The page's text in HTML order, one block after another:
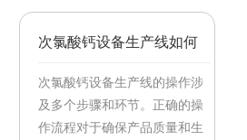
次氯酸钙设备生产线如何
操作
次氯酸钙设备生产线的操作涉
及多个步骤和环节。正确的操
作流程对于确保产品质量和生